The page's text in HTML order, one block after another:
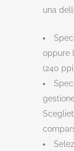
una
oppure
(240